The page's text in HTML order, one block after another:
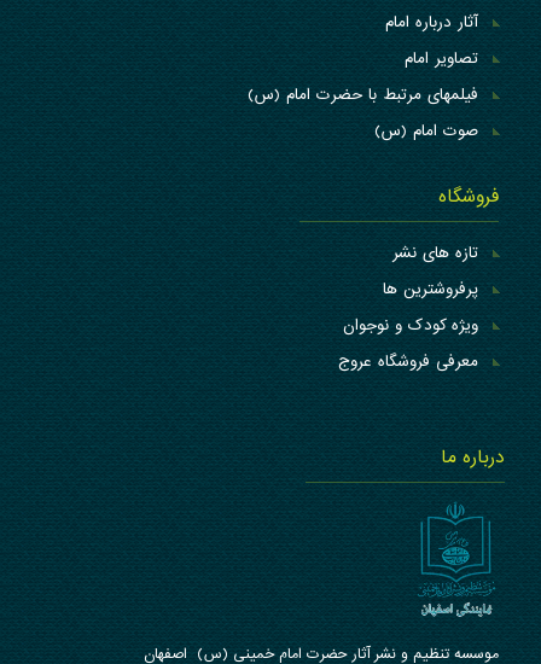
آثار درباره امام
تصاویر امام
فیلمهای مرتبط با حضرت امام (س)
صوت امام (س)
فروشگاه
تازه های نشر
پرفروشترین ها
ویژه کودک و نوجوان
معرفی فروشگاه عروج
درباره ما
موسسه تنظیم و نشر آثار حضرت امام خمینی (س) اصفهان